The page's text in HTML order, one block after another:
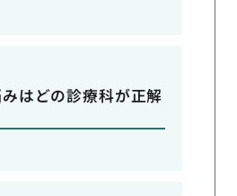
はどの診療科が正解